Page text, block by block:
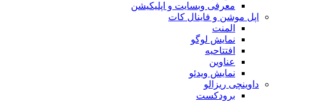
معرفی وبسایت و اپلیکیشن
اپل موشن و فاینال کات
المنت
نمایش لوگو
افتتاحیه
عناوین
نمایش ویدئو
داوینچی ریزالو
برودکست